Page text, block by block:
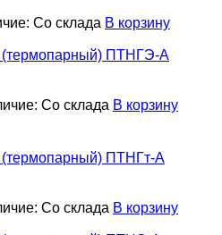
Со склада В корзину
ПТНГЭ-А
Со склада В корзину
ПТНГт-А
Со склада В корзину